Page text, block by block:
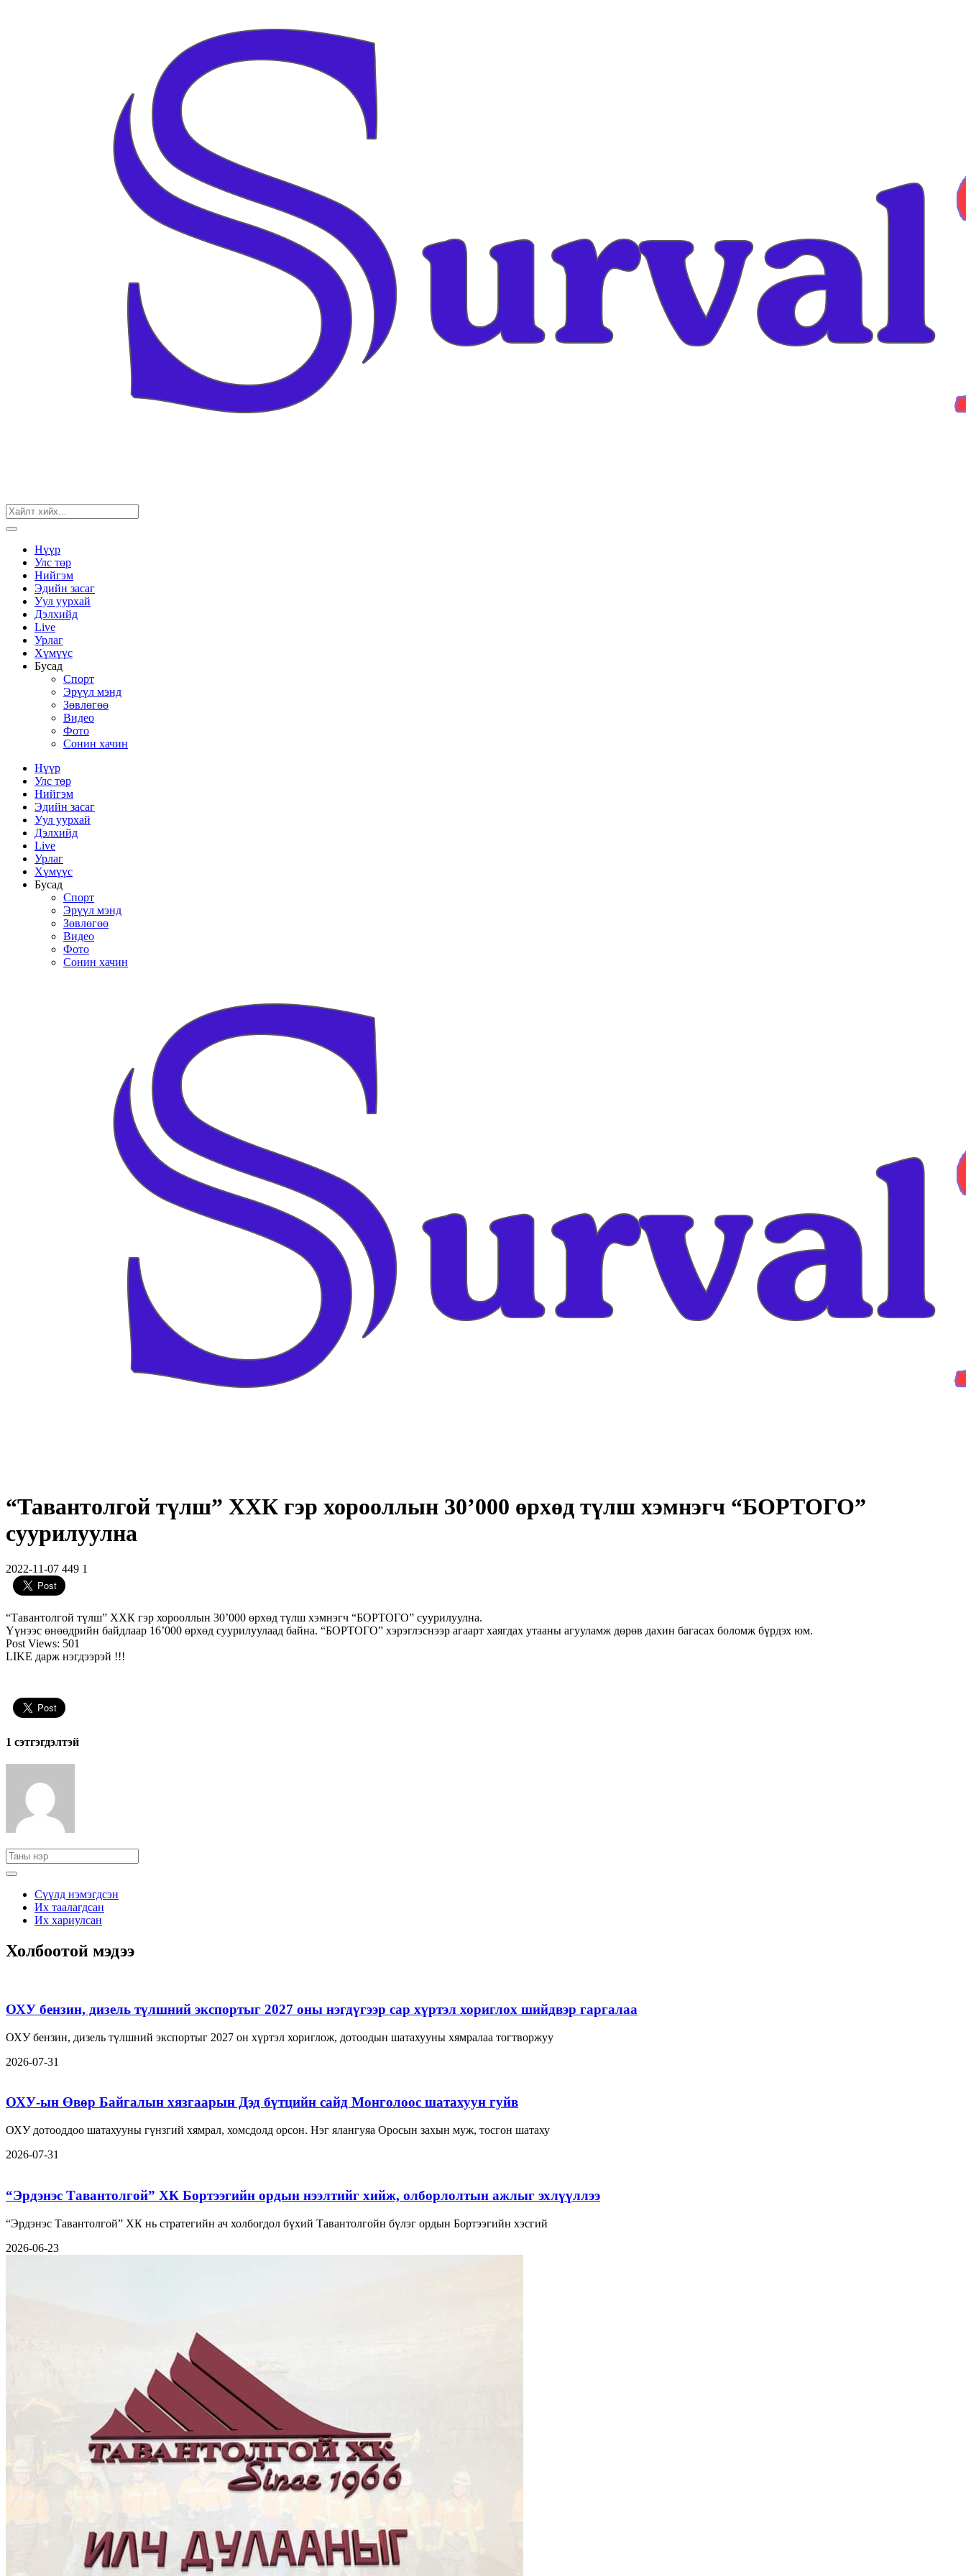
Нүүр
Улс төр
Нийгэм
Эдийн засаг
Уул уурхай
Дэлхийд
Live
Урлаг
Хүмүүс
Бусад
Спорт
Эрүүл мэнд
Зөвлөгөө
Видео
Фото
Сонин хачин
Нүүр
Улс төр
Нийгэм
Эдийн засаг
Уул уурхай
Дэлхийд
Live
Урлаг
Хүмүүс
Бусад
Спорт
Эрүүл мэнд
Зөвлөгөө
Видео
Фото
Сонин хачин
“Тавантолгой түлш” ХХК гэр хорооллын 30’000 өрхөд түлш хэмнэгч “БОРТОГО”
суурилуулна
2022-11-07 449 1
“Тавантолгой түлш” ХХК гэр хорооллын 30’000 өрхөд түлш хэмнэгч “БОРТОГО” суурилуулна.
Үүнээс өнөөдрийн байдлаар 16’000 өрхөд суурилуулаад байна. “БОРТОГО” хэрэглэснээр агаарт хаягдах утааны агууламж дөрөв дахин багасах боломж бүрдэх юм.
Post Views: 501
LIKE дарж нэгдээрэй !!!
1 сэтгэгдэлтэй
Сүүлд нэмэгдсэн
Их таалагдсан
Их хариулсан
Холбоотой мэдээ
ОХУ бензин, дизель түлшний экспортыг 2027 оны нэгдүгээр сар хүртэл хориглох шийдвэр гаргалаа
ОХУ бензин, дизель түлшний экспортыг 2027 он хүртэл хориглож, дотоодын шатахууны хямралаа тогтворжуу
2026-07-31
ОХУ-ын Өвөр Байгалын хязгаарын Дэд бүтцийн сайд Монголоос шатахуун гуйв
ОХУ дотооддоо шатахууны гүнзгий хямрал, хомсдолд орсон. Нэг ялангуяа Оросын захын муж, тосгон шатаху
2026-07-31
“Эрдэнэс Тавантолгой” ХК Бортээгийн ордын нээлтийг хийж, олборлолтын ажлыг эхлүүллээ
“Эрдэнэс Тавантолгой” ХК нь стратегийн ач холбогдол бүхий Тавантолгойн бүлэг ордын Бортээгийн хэсгий
2026-06-23